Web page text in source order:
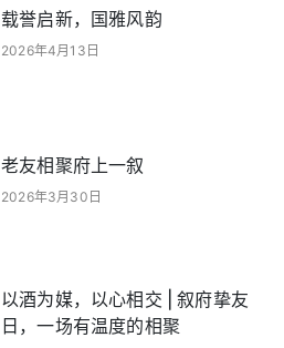
载誉启新，国雅风韵
2026年4月13日
老友相聚府上一叙
2026年3月30日
以酒为媒，以心相交 | 叙府挚友
日，一场有温度的相聚